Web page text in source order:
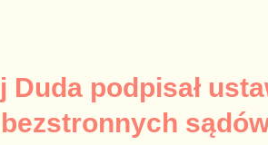
zjawiskiem jednostkowym, które
z kwalifikacjami wpłaca na partię
zarządzana pośrednio przez ta
Duda podpisał